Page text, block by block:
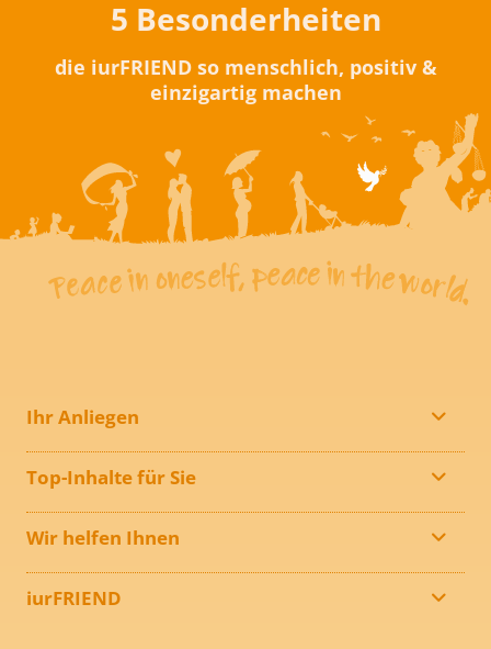
5 Besonderheiten
die iurFRIEND so menschlich, positiv &
einzigartig machen
Ihr Anliegen
Top-Inhalte für Sie
Wir helfen Ihnen
iurFRIEND